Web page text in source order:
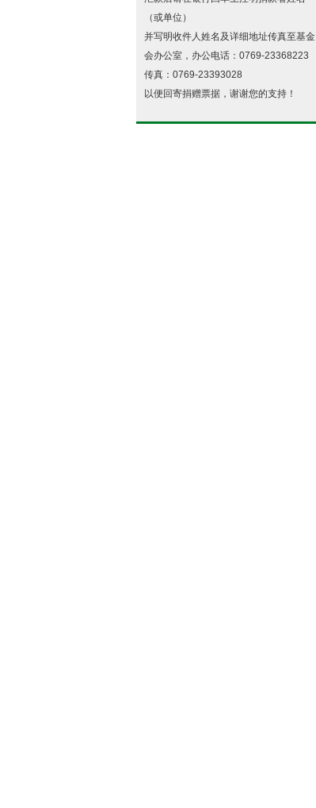
（或单位）
并写明收件人姓名及详细地址传真至基金
会办公室，办公电话：0769-23368223
传真：0769-23393028
以便回寄捐赠票据，谢谢您的支持！